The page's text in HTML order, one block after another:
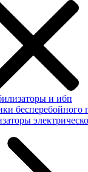
и ибп
бесперебойного